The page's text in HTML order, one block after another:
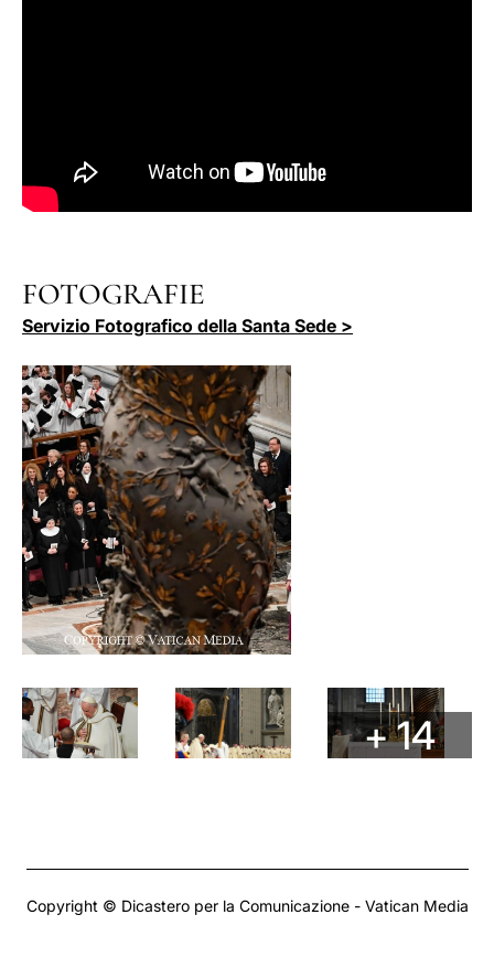
FOTOGRAFIE
Servizio Fotografico della Santa Sede >
+ 14
Copyright © Dicastero per la Comunicazione - Vatican Media